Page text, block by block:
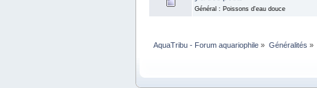
Général : Poissons d'eau douce
AquaTribu - Forum aquariophile » Généralités »